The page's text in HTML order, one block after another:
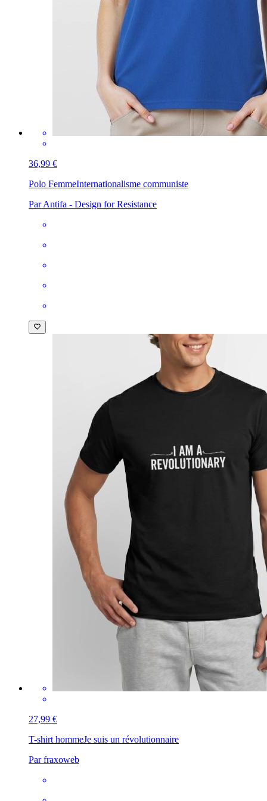
36,99 €
Polo FemmeInternationalisme communiste
Par Antifa - Design for Resistance
27,99 €
T-shirt hommeJe suis un révolutionnaire
Par fraxoweb